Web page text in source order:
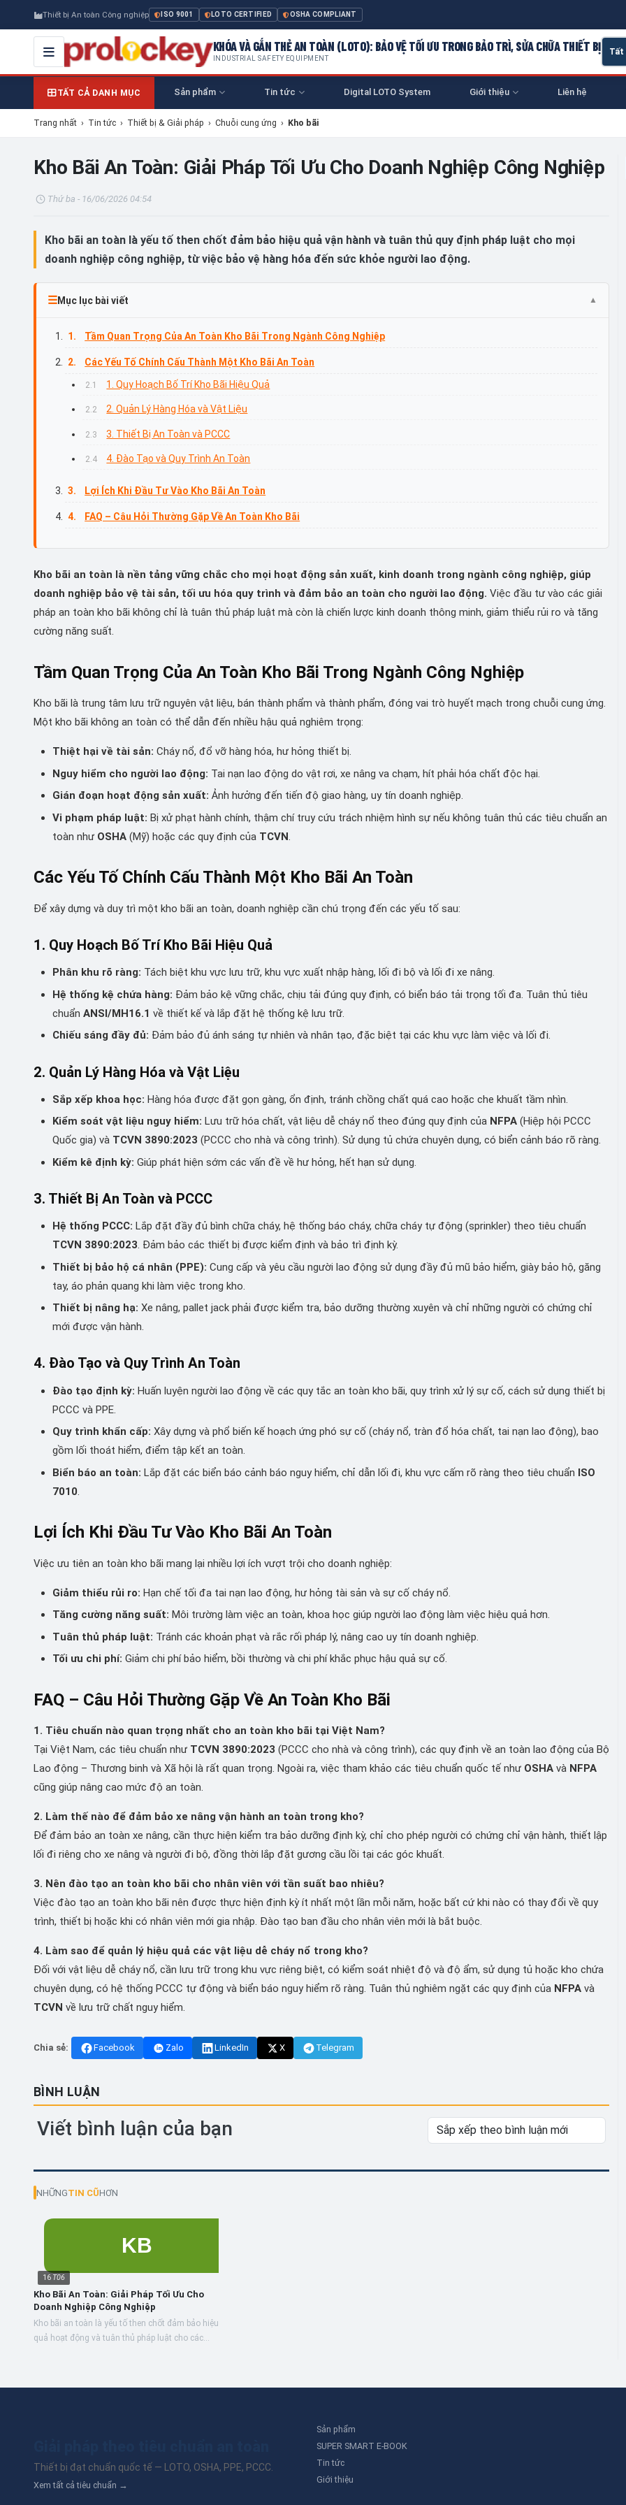
Thiết bị An toàn Công nghiệp ISO 9001 LOTO CERTIFIED OSHA COMPLIANT
KHÓA VÀ GẮN THẺ AN TOÀN (LOTO): BẢO VỆ TỐI ƯU TRONG BẢO TRÌ, SỬA CHỮA THIẾT BỊ
INDUSTRIAL SAFETY EQUIPMENT
TẤT CẢ DANH MỤC Sản phẩm Tin tức Digital LOTO System Giới thiệu Liên hệ
Trang nhất › Tin tức › Thiết bị & Giải pháp › Chuỗi cung ứng › Kho bãi
Kho Bãi An Toàn: Giải Pháp Tối Ưu Cho Doanh Nghiệp Công Nghiệp
Thứ ba - 16/06/2026 04:54
Kho bãi an toàn là yếu tố then chốt đảm bảo hiệu quả vận hành và tuân thủ quy định pháp luật cho mọi
doanh nghiệp công nghiệp, từ việc bảo vệ hàng hóa đến sức khỏe người lao động.
Mục lục bài viết
Tầm Quan Trọng Của An Toàn Kho Bãi Trong Ngành Công Nghiệp
Các Yếu Tố Chính Cấu Thành Một Kho Bãi An Toàn
1. Quy Hoạch Bố Trí Kho Bãi Hiệu Quả
2. Quản Lý Hàng Hóa và Vật Liệu
3. Thiết Bị An Toàn và PCCC
4. Đào Tạo và Quy Trình An Toàn
Lợi Ích Khi Đầu Tư Vào Kho Bãi An Toàn
FAQ – Câu Hỏi Thường Gặp Về An Toàn Kho Bãi
Kho bãi an toàn là nền tảng vững chắc cho mọi hoạt động sản xuất, kinh doanh trong ngành công nghiệp, giúp
doanh nghiệp bảo vệ tài sản, tối ưu hóa quy trình và đảm bảo an toàn cho người lao động. Việc đầu tư vào các giải
pháp an toàn kho bãi không chỉ là tuân thủ pháp luật mà còn là chiến lược kinh doanh thông minh, giảm thiểu rủi ro và tăng
cường năng suất.
Tầm Quan Trọng Của An Toàn Kho Bãi Trong Ngành Công Nghiệp
Kho bãi là trung tâm lưu trữ nguyên vật liệu, bán thành phẩm và thành phẩm, đóng vai trò huyết mạch trong chuỗi cung ứng.
Một kho bãi không an toàn có thể dẫn đến nhiều hậu quả nghiêm trọng:
Thiệt hại về tài sản: Cháy nổ, đổ vỡ hàng hóa, hư hỏng thiết bị.
Nguy hiểm cho người lao động: Tai nạn lao động do vật rơi, xe nâng va chạm, hít phải hóa chất độc hại.
Gián đoạn hoạt động sản xuất: Ảnh hưởng đến tiến độ giao hàng, uy tín doanh nghiệp.
Vi phạm pháp luật: Bị xử phạt hành chính, thậm chí truy cứu trách nhiệm hình sự nếu không tuân thủ các tiêu chuẩn an
toàn như OSHA (Mỹ) hoặc các quy định của TCVN.
Các Yếu Tố Chính Cấu Thành Một Kho Bãi An Toàn
Để xây dựng và duy trì một kho bãi an toàn, doanh nghiệp cần chú trọng đến các yếu tố sau:
1. Quy Hoạch Bố Trí Kho Bãi Hiệu Quả
Phân khu rõ ràng: Tách biệt khu vực lưu trữ, khu vực xuất nhập hàng, lối đi bộ và lối đi xe nâng.
Hệ thống kệ chứa hàng: Đảm bảo kệ vững chắc, chịu tải đúng quy định, có biển báo tải trọng tối đa. Tuân thủ tiêu
chuẩn ANSI/MH16.1 về thiết kế và lắp đặt hệ thống kệ lưu trữ.
Chiếu sáng đầy đủ: Đảm bảo đủ ánh sáng tự nhiên và nhân tạo, đặc biệt tại các khu vực làm việc và lối đi.
2. Quản Lý Hàng Hóa và Vật Liệu
Sắp xếp khoa học: Hàng hóa được đặt gọn gàng, ổn định, tránh chồng chất quá cao hoặc che khuất tầm nhìn.
Kiểm soát vật liệu nguy hiểm: Lưu trữ hóa chất, vật liệu dễ cháy nổ theo đúng quy định của NFPA (Hiệp hội PCCC
Quốc gia) và TCVN 3890:2023 (PCCC cho nhà và công trình). Sử dụng tủ chứa chuyên dụng, có biển cảnh báo rõ ràng.
Kiểm kê định kỳ: Giúp phát hiện sớm các vấn đề về hư hỏng, hết hạn sử dụng.
3. Thiết Bị An Toàn và PCCC
Hệ thống PCCC: Lắp đặt đầy đủ bình chữa cháy, hệ thống báo cháy, chữa cháy tự động (sprinkler) theo tiêu chuẩn
TCVN 3890:2023. Đảm bảo các thiết bị được kiểm định và bảo trì định kỳ.
Thiết bị bảo hộ cá nhân (PPE): Cung cấp và yêu cầu người lao động sử dụng đầy đủ mũ bảo hiểm, giày bảo hộ, găng
tay, áo phản quang khi làm việc trong kho.
Thiết bị nâng hạ: Xe nâng, pallet jack phải được kiểm tra, bảo dưỡng thường xuyên và chỉ những người có chứng chỉ
mới được vận hành.
4. Đào Tạo và Quy Trình An Toàn
Đào tạo định kỳ: Huấn luyện người lao động về các quy tắc an toàn kho bãi, quy trình xử lý sự cố, cách sử dụng thiết bị
PCCC và PPE.
Quy trình khẩn cấp: Xây dựng và phổ biến kế hoạch ứng phó sự cố (cháy nổ, tràn đổ hóa chất, tai nạn lao động), bao
gồm lối thoát hiểm, điểm tập kết an toàn.
Biển báo an toàn: Lắp đặt các biển báo cảnh báo nguy hiểm, chỉ dẫn lối đi, khu vực cấm rõ ràng theo tiêu chuẩn ISO
7010
Lợi Ích Khi Đầu Tư Vào Kho Bãi An Toàn
Việc ưu tiên an toàn kho bãi mang lại nhiều lợi ích vượt trội cho doanh nghiệp:
Giảm thiểu rủi ro: Hạn chế tối đa tai nạn lao động, hư hỏng tài sản và sự cố cháy nổ.
Tăng cường năng suất: Môi trường làm việc an toàn, khoa học giúp người lao động làm việc hiệu quả hơn.
Tuân thủ pháp luật: Tránh các khoản phạt và rắc rối pháp lý, nâng cao uy tín doanh nghiệp.
Tối ưu chi phí: Giảm chi phí bảo hiểm, bồi thường và chi phí khắc phục hậu quả sự cố.
FAQ – Câu Hỏi Thường Gặp Về An Toàn Kho Bãi
1. Tiêu chuẩn nào quan trọng nhất cho an toàn kho bãi tại Việt Nam?
Tại Việt Nam, các tiêu chuẩn như TCVN 3890:2023 (PCCC cho nhà và công trình), các quy định về an toàn lao động của Bộ
Lao động – Thương binh và Xã hội là rất quan trọng. Ngoài ra, việc tham khảo các tiêu chuẩn quốc tế như OSHA và NFPA
cũng giúp nâng cao mức độ an toàn.
2. Làm thế nào để đảm bảo xe nâng vận hành an toàn trong kho?
Để đảm bảo an toàn xe nâng, cần thực hiện kiểm tra bảo dưỡng định kỳ, chỉ cho phép người có chứng chỉ vận hành, thiết lập
lối đi riêng cho xe nâng và người đi bộ, đồng thời lắp đặt gương cầu lồi tại các góc khuất.
3. Nên đào tạo an toàn kho bãi cho nhân viên với tần suất bao nhiêu?
Việc đào tạo an toàn kho bãi nên được thực hiện định kỳ ít nhất một lần mỗi năm, hoặc bất cứ khi nào có thay đổi về quy
trình, thiết bị hoặc khi có nhân viên mới gia nhập. Đào tạo ban đầu cho nhân viên mới là bắt buộc.
4. Làm sao để quản lý hiệu quả các vật liệu dễ cháy nổ trong kho?
Đối với vật liệu dễ cháy nổ, cần lưu trữ trong khu vực riêng biệt, có kiểm soát nhiệt độ và độ ẩm, sử dụng tủ hoặc kho chứa
chuyên dụng, có hệ thống PCCC tự động và biển báo nguy hiểm rõ ràng. Tuân thủ nghiêm ngặt các quy định của NFPA và
TCVN về lưu trữ chất nguy hiểm.
Chia sẻ: Facebook Zalo LinkedIn X Telegram
BÌNH LUẬN
Viết bình luận của bạn
NHỮNGTIN CŨHƠN
16 T06
Kho Bãi An Toàn: Giải Pháp Tối Ưu Cho
Doanh Nghiệp Công Nghiệp
Kho bãi an toàn là yếu tố then chốt đảm bảo hiệu
quả hoạt động và tuân thủ pháp luật cho các
Thiết bị đạt chuẩn quốc tế — LOTO, OSHA, PPE, PCCC.
Xem tất cả tiêu chuẩn →
Sản phẩm
SUPER SMART E-BOOK
Tin tức
Giới thiệu